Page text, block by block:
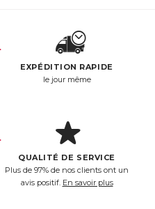
EXPÉDITION RAPIDE
le jour même
QUALITÉ DE SERVICE
Plus de 97% de nos clients ont un
avis positif. En savoir plus